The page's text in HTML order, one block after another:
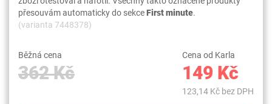
přesouvám automaticky do sekceFirst minute.
(varianta 7448378)
Běžná cena
362 Kč
Cena od Karla
149 Kč
123,14 Kč bez DPH